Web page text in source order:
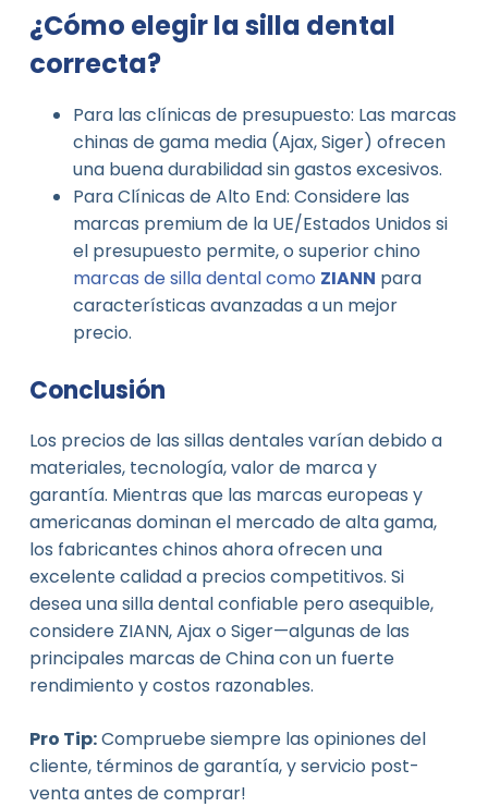
¿Cómo elegir la silla dental
correcta?
Para las clínicas de presupuesto: Las marcas
chinas de gama media (Ajax, Siger) ofrecen
una buena durabilidad sin gastos excesivos.
Para Clínicas de Alto End: Considere las
marcas premium de la UE/Estados Unidos si
el presupuesto permite, o superior chino
marcas de silla dental como ZIANN para
características avanzadas a un mejor
precio.
Conclusión
Los precios de las sillas dentales varían debido a
materiales, tecnología, valor de marca y
garantía. Mientras que las marcas europeas y
americanas dominan el mercado de alta gama,
los fabricantes chinos ahora ofrecen una
excelente calidad a precios competitivos. Si
desea una silla dental confiable pero asequible,
considere ZIANN, Ajax o Siger—algunas de las
principales marcas de China con un fuerte
rendimiento y costos razonables.
Pro Tip:Compruebe siempre las opiniones del
cliente, términos de garantía, y servicio post-
venta antes de comprar!